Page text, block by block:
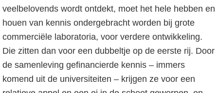
veelbelovends wordt ontdekt, moet het hele hebben en
houen van kennis ondergebracht worden bij grote
commerciële laboratoria, voor verdere ontwikkeling.
Die zitten dan voor een dubbeltje op de eerste rij. Door
de samenleving gefinancierde kennis – immers
komend uit de universiteiten – krijgen ze voor een